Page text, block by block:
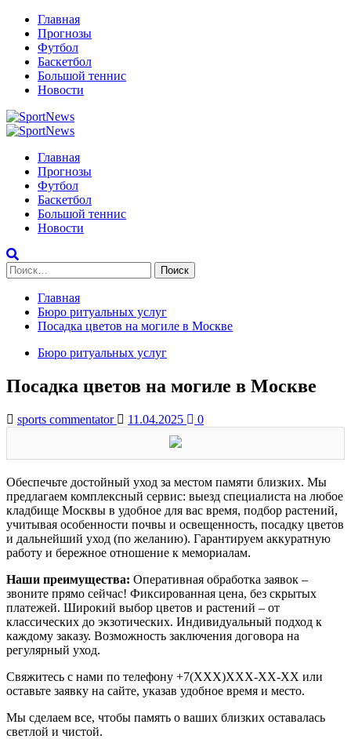
Перейти
содержимому
Главная
Прогнозы
Футбол
Баскетбол
Большой теннис
Новости
Primary
Главная
Прогнозы
Футбол
Баскетбол
Большой теннис
Новости
Найти:
Главная
Бюро ритуальных услуг
Посадка цветов на могиле в Москве
Бюро ритуальных услуг
Посадка цветов на могиле в Москве
sports commentator 11.04.2025 0
Обеспечьте достойный уход за местом памяти близких. Мы
предлагаем комплексный сервис: выезд специалиста на любое
кладбище Москвы в удобное для вас время, подбор растений,
учитывая особенности почвы и освещенность, посадку цветов
и дальнейший уход (по желанию). Гарантируем аккуратную
работу и бережное отношение к мемориалам.
Наши преимущества: Оперативная обработка заявок –
звоните прямо сейчас! Фиксированная цена, без скрытых
платежей. Широкий выбор цветов и растений – от
классических до экзотических. Индивидуальный подход к
каждому заказу. Возможность заключения договора на
регулярный уход.
Свяжитесь с нами по телефону +7(XXX)XXX-XX-XX или
оставьте заявку на сайте, указав удобное время и место.
Мы сделаем все, чтобы память о ваших близких оставалась
светлой и чистой.